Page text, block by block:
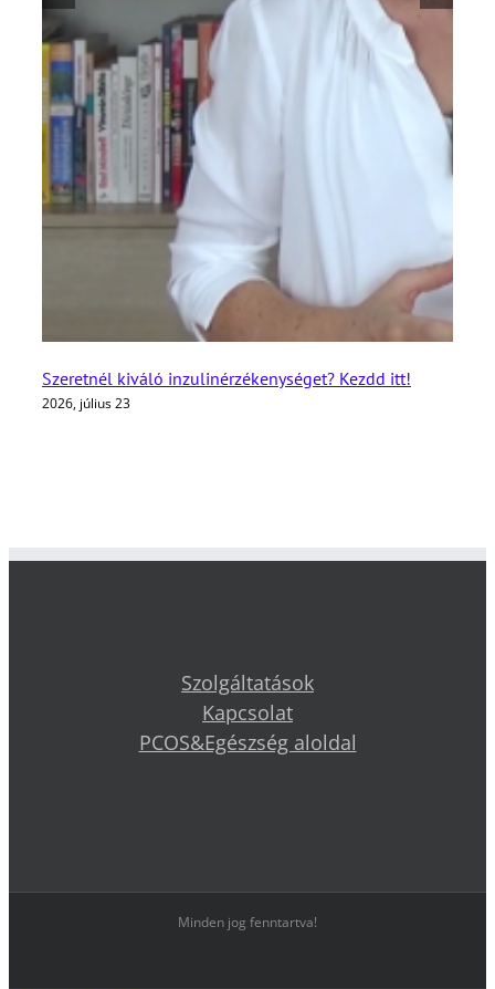
Szeretnél kiváló inzulinérzékenységet? Kezdd itt!
2026, július 23
Szolgáltatások
Kapcsolat
PCOS&Egészség aloldal
Minden jog fenntartva!